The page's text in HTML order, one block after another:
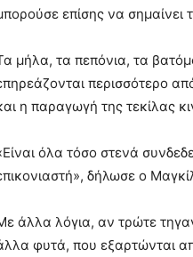
επίσης να
μήλα, τα πεπόνια, τα
περισσότερο
η παραγωγή της τεκίλας
όλα τόσο στενά
δήλωσε ο
άλλα λόγια, αν τρώτε
φυτά, που εξαρτώνται